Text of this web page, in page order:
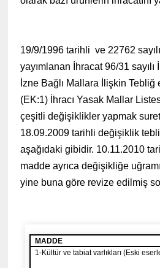
19/9/1996 tarihli ve 22762
yayımlanan İhracat 96/31 sayılı
İzne Bağlı Mallara İlişkin Tebliğ
(EK:1) İhracı Yasak Mallar
çeşitli değişiklikler yapmak
18.09.2009 tarihli değişiklik
aşağıdaki gibidir. 10.11.2010
madde ayrıca değişikliğe
yine buna göre revize edilmiş
MADDE
1-Kültür ve tabiat varlıkları (Eski